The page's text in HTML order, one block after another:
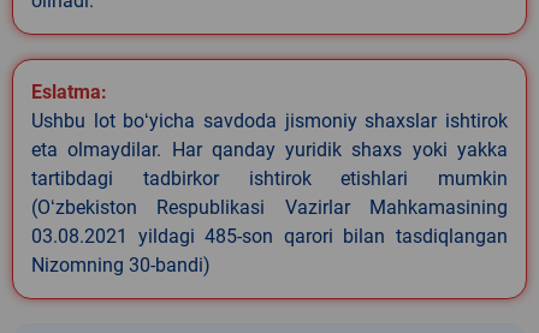
Eslatma:
Ushbu lot boʻyicha savdoda jismoniy shaxslar ishtirok
eta olmaydilar. Har qanday yuridik shaxs yoki yakka
tartibdagi tadbirkor ishtirok etishlari mumkin
(Oʻzbekiston Respublikasi Vazirlar Mahkamasining
03.08.2021 yildagi 485-son qarori bilan tasdiqlangan
Nizomning 30-bandi)